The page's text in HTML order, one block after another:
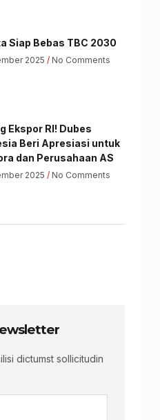
Siap Bebas TBC 2030
2025 No Comments
Ekspor RI! Dubes
Beri Apresiasi untuk
dan Perusahaan AS
2025 No Comments
dictumst sollicitudin